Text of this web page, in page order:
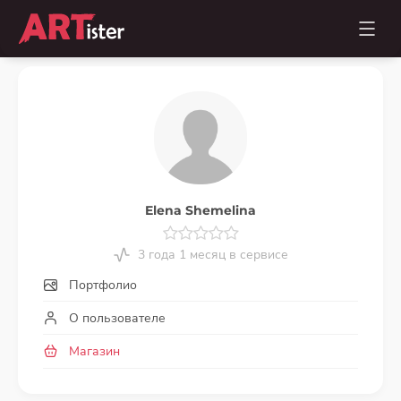
Elena Shemelina
3 года 1 месяц в сервисе
Портфолио
О пользователе
Магазин